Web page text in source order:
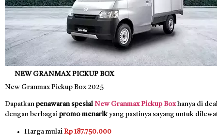
NEW GRANMAX PICKUP BOX
New Granmax Pickup Box 2025
Dapatkan penawaran spesial New Granmax Pickup Boxhanya di
dengan berbagai promo menarik yang pastinya sayang untuk
Harga mulai Rp 187.750.000